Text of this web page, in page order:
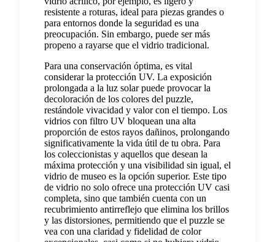
resistente a roturas, ideal para piezas grandes o
para entornos donde la seguridad es una
preocupación. Sin embargo, puede ser más
propeno a rayarse que el vidrio tradicional.
Para una conservación óptima, es vital
considerar la protección UV. La exposición
prolongada a la luz solar puede provocar la
decoloración de los colores del puzzle,
restándole vivacidad y valor con el tiempo. Los
vidrios con filtro UV bloquean una alta
proporción de estos rayos dañinos, prolongando
significativamente la vida útil de tu obra. Para
los coleccionistas y aquellos que desean la
máxima protección y una visibilidad sin igual, el
vidrio de museo es la opción superior. Este tipo
de vidrio no solo ofrece una protección UV casi
completa, sino que también cuenta con un
recubrimiento antirreflejo que elimina los brillos
y las distorsiones, permitiendo que el puzzle se
vea con una claridad y fidelidad de color